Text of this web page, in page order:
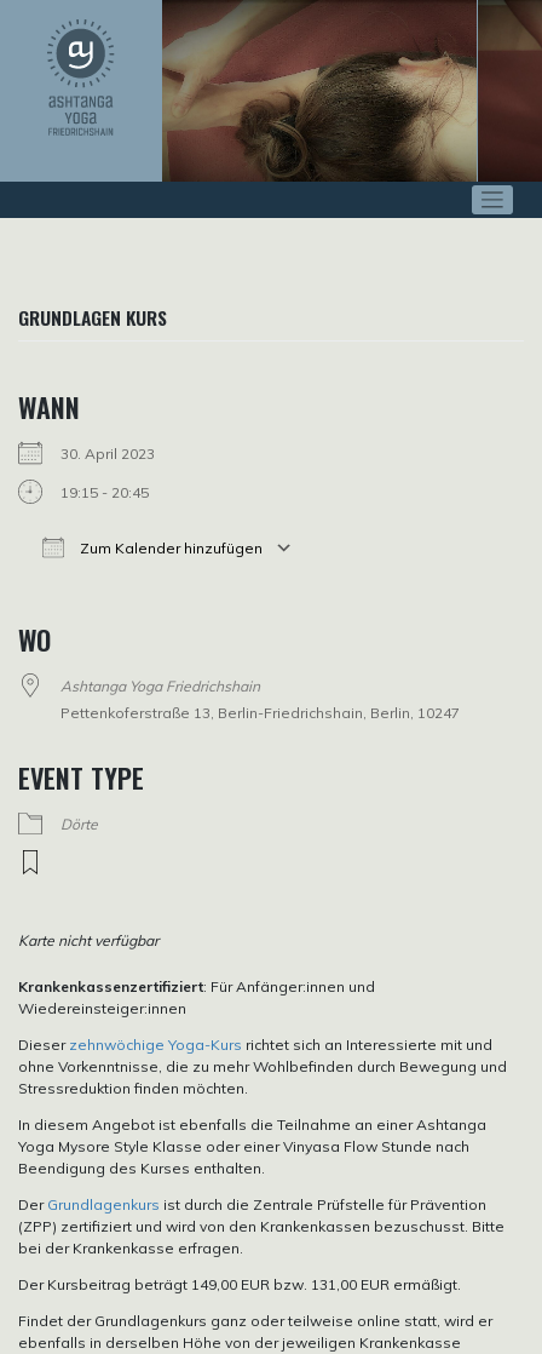
springen
GRUNDLAGEN KURS
WANN
30. April 2023
19:15 - 20:45
Zum Kalender hinzufügen
WO
Ashtanga Yoga Friedrichshain
Pettenkoferstraße 13, Berlin-Friedrichshain, Berlin, 10247
EVENT TYPE
Dörte
Karte nicht verfügbar
Krankenkassenzertifiziert: Für Anfänger:innen und
Wiedereinsteiger:innen
Dieser zehnwöchige Yoga-Kurs richtet sich an Interessierte mit und
ohne Vorkenntnisse, die zu mehr Wohlbefinden durch Bewegung und
Stressreduktion finden möchten.
In diesem Angebot ist ebenfalls die Teilnahme an einer Ashtanga
Yoga Mysore Style Klasse oder einer Vinyasa Flow Stunde nach
Beendigung des Kurses enthalten.
Der Grundlagenkurs ist durch die Zentrale Prüfstelle für Prävention
(ZPP) zertifiziert und wird von den Krankenkassen bezuschusst. Bitte
bei der Krankenkasse erfragen.
Der Kursbeitrag beträgt 149,00 EUR bzw. 131,00 EUR ermäßigt.
Findet der Grundlagenkurs ganz oder teilweise online statt, wird er
ebenfalls in derselben Höhe von der jeweiligen Krankenkasse